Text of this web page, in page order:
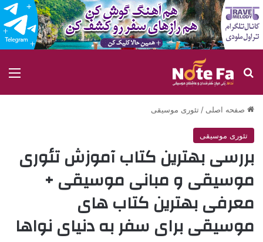
جستجو برای
صفحه اصلی / تئوری موسیقی
تئوری موسیقی
بررسی بهترین کتاب آموزش تئوری
موسیقی و مبانی موسیقی +
معرفی بهترین کتاب های
موسیقی برای سفر به دنیای نواها